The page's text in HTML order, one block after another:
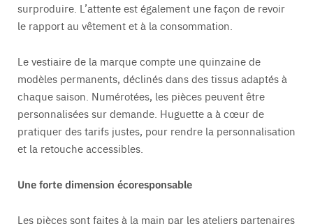
surproduire. L’attente est également une façon de revoir
le rapport au vêtement et à la consommation.
Le vestiaire de la marque compte une quinzaine de
modèles permanents, déclinés dans des tissus adaptés à
chaque saison. Numérotées, les pièces peuvent être
personnalisées sur demande. Huguette a à cœur de
pratiquer des tarifs justes, pour rendre la personnalisation
et la retouche accessibles.
Une forte dimension écoresponsable
Les pièces sont faites à la main par les ateliers partenaires